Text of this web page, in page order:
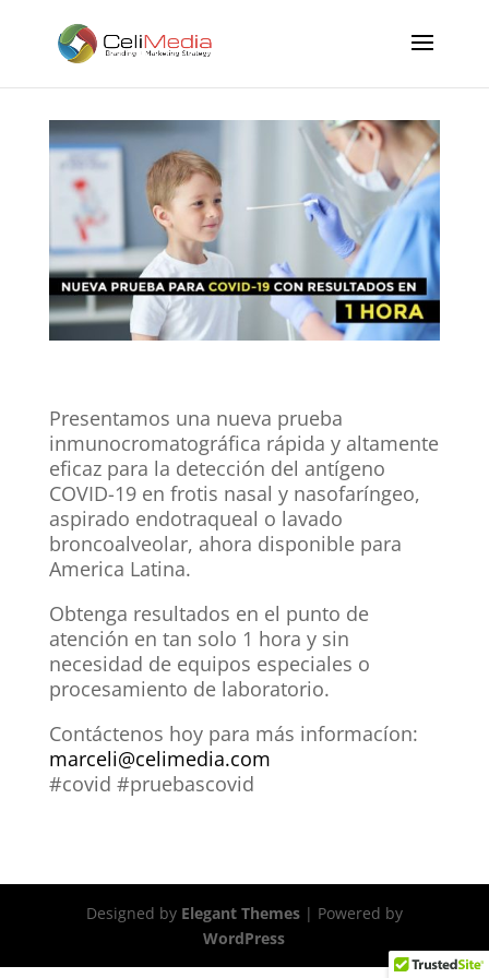
Presentamos una nueva prueba
inmunocromatográfica rápida y altamente
eficaz para la detección del antígeno
COVID-19 en frotis nasal y nasofaríngeo,
aspirado endotraqueal o lavado
broncoalveolar, ahora disponible para
America Latina.
Obtenga resultados en el punto de
atención en tan solo 1 hora y sin
necesidad de equipos especiales o
procesamiento de laboratorio.
Contáctenos hoy para más informacíon:
marceli@celimedia.com
#covid #pruebascovid
Designed by Elegant Themes| Powered by
WordPress